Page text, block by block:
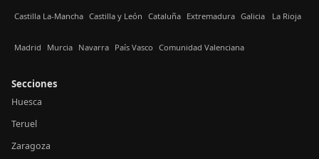
Castilla La-Mancha Castilla y León Cataluña Extremadura Galicia La Rioja
Madrid Murcia Navarra País Vasco Comunidad Valenciana
Secciones
Huesca
Teruel
Zaragoza